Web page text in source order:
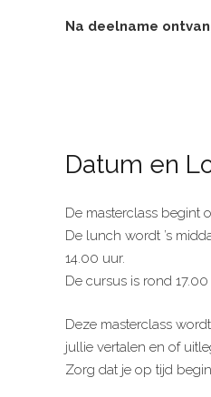
Na deelname
Datum en
De masterclass begint
De lunch wordt ’s
14.00 uur.
De cursus is rond
Deze masterclass
jullie vertalen en of
Zorg dat je op tijd